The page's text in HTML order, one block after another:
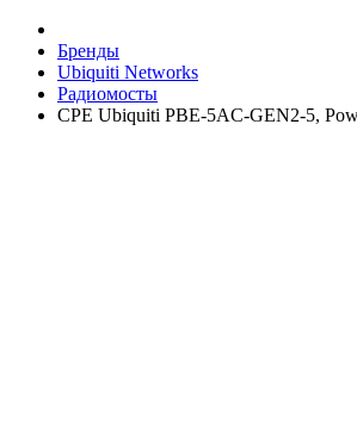
Бренды
Ubiquiti Networks
Радиомосты
CPE Ubiquiti PBE-5AC-GEN2-5,